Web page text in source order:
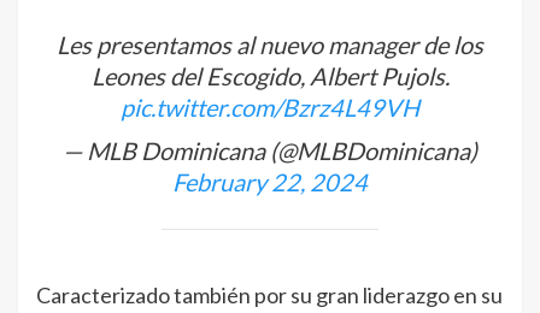
Les presentamos al nuevo manager de los
Leones del Escogido, Albert Pujols.
pic.twitter.com/Bzrz4L49VH
— MLB Dominicana (@MLBDominicana)
February 22, 2024
Caracterizado también por su gran liderazgo en su